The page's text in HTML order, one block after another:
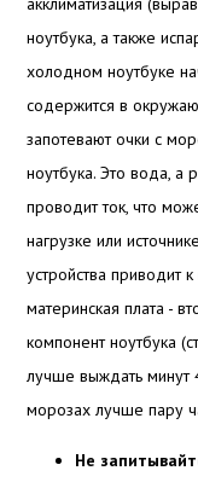
ноутбука, а также
холодном ноутбуке
содержится в
запотевают очки с
ноутбука. Это вода, а
проводит ток, что
нагрузке или
устройства приводит
материнская плата -
компонент ноутбука
лучше выждать
морозах лучше пару
Не